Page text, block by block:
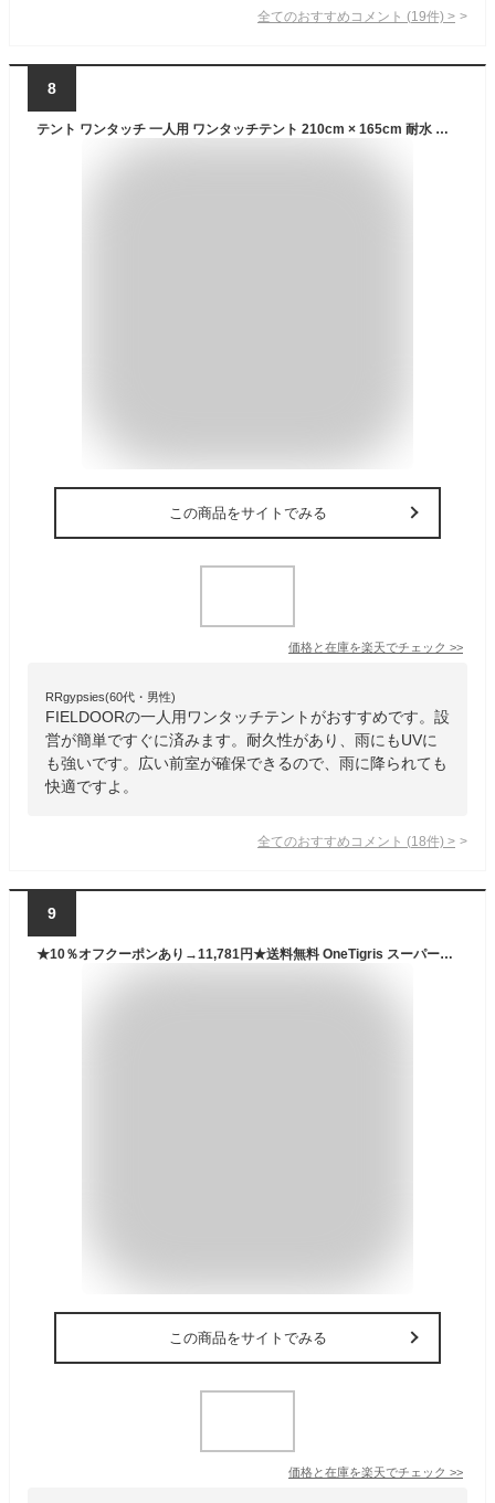
全てのおすすめコメント (19件) >
8
テント ワンタッチ 一人用 ワンタッチテント 210cm × 165cm 耐水 遮熱 UVカット ソロテント 耐水圧 1,500mm 前室 ダブルウォール 自立型 ドームテント キャンプテント ソロキャンプ アウトドア FIELDOOR ワンタッチテント100 ●[送料無料]
この商品をサイトでみる
価格と在庫を楽天でチェック >>
RRgypsies(60代・男性)
FIELDOORの一人用ワンタッチテントがおすすめです。設
営が簡単ですぐに済みます。耐久性があり、雨にもUVに
も強いです。広い前室が確保できるので、雨に降られても
快適ですよ。
全てのおすすめコメント (18件) >
9
★10％オフクーポンあり→11,781円★送料無料 OneTigris スーパーシェルター 無骨さ 超軽量 BLACK ORCA 2.0
この商品をサイトでみる
価格と在庫を楽天でチェック >>